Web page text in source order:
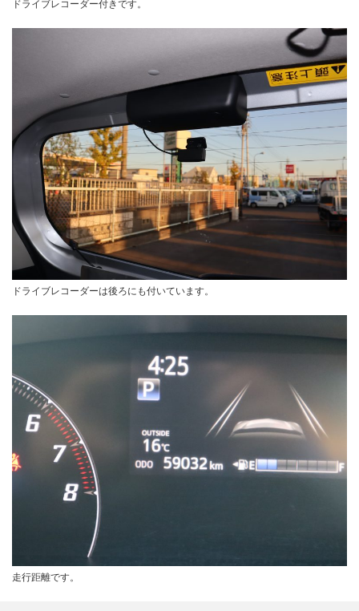
ドライブレコーダー付きです。
ドライブレコーダーは後ろにも付いています。
走行距離です。